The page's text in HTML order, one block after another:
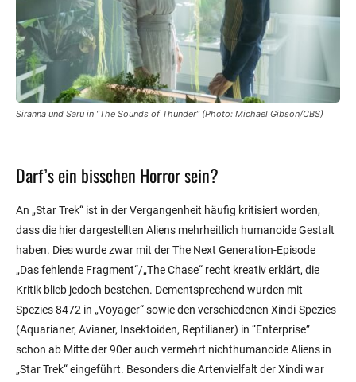
Siranna und Saru in “The Sounds of Thunder” (Photo: Michael Gibson/CBS)
Darf’s ein bisschen Horror sein?
An „Star Trek“ ist in der Vergangenheit häufig kritisiert worden,
dass die hier dargestellten Aliens mehrheitlich humanoide Gestalt
haben. Dies wurde zwar mit der The Next Generation-Episode
„Das fehlende Fragment“/„The Chase“ recht kreativ erklärt, die
Kritik blieb jedoch bestehen. Dementsprechend wurden mit
Spezies 8472 in „Voyager“ sowie den verschiedenen Xindi-Spezies
(Aquarianer, Avianer, Insektoiden, Reptilianer) in “Enterprise”
schon ab Mitte der 90er auch vermehrt nichthumanoide Aliens in
„Star Trek“ eingeführt. Besonders die Artenvielfalt der Xindi war